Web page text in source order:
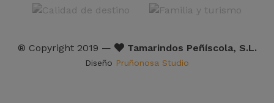
® Copyright 2019 — Tamarindos Peñíscola, S.L.
Diseño Pruñonosa Studio